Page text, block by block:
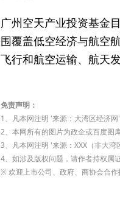
广州空天产业投资基金
围覆盖低空经济与航空
飞行和航空运输、航天
免责声明：
1、凡本网注明 '来源：大湾区经济
2、本网所有的图片为政企或百度图
3、凡本网注明 '来源：XXX（非大
4、如涉及版权问题，请作者持权属
※ 欢迎上市公司、政府、商协会合